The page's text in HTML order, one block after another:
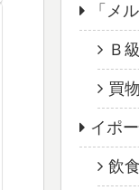
「メ
Ｂ
買物
イポ
飲